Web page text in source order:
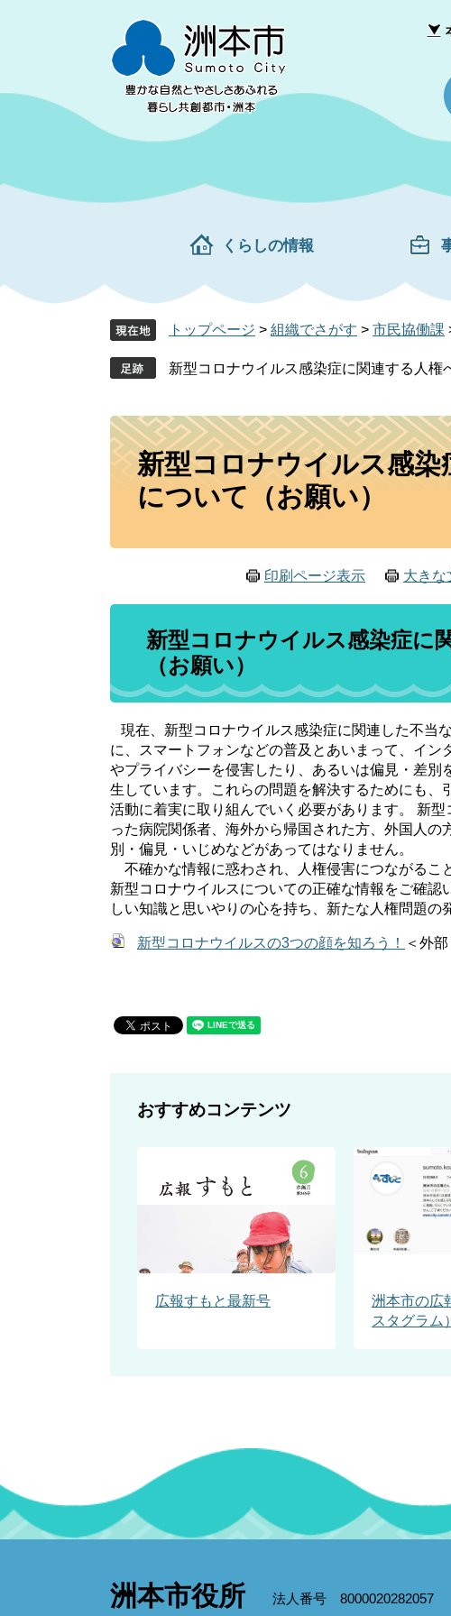
先
を
て
くらしの情報
トップページ > 組織でさがす > 市民協働課
新型コロナウイルス感染症に関連する人権
本
新型コロナウイルス感
について（お願い）
印刷ページ表示 大きな
新型コロナウイルス感染症に
（お願い）
現在、新型コロナウイルス感染症に関連した不当
に、スマートフォンなどの普及とあいまって、イ
やプライバシーを侵害したり、あるいは偏見・差
生しています。これらの問題を解決するためにも
活動に着実に取り組んでいく必要があります。 新
った病院関係者、海外から帰国された方、外国人
別・偏見・いじめなどがあってはなりません。
不確かな情報に惑わされ、人権侵害につながるこ
新型コロナウイルスについての正確な情報をご確
しい知識と思いやりの心を持ち、新たな人権問題の
新型コロナウイルスの3つの顔を知ろう！ ＜外
おすすめコンテンツ
広報すもと最新号
洲本市の広
スタグラム）
洲本市役所 法人番号 8000020282057